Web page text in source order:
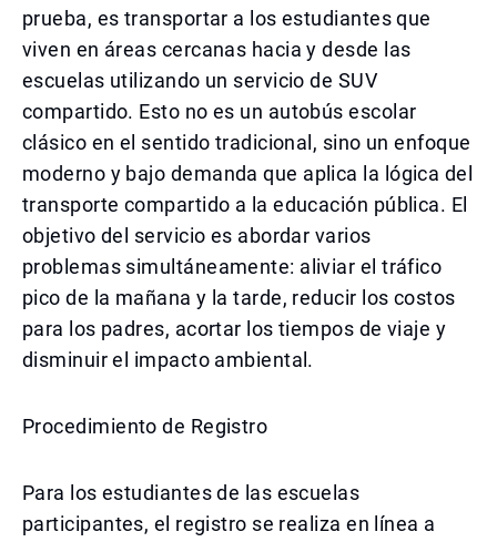
prueba, es transportar a los estudiantes que
viven en áreas cercanas hacia y desde las
escuelas utilizando un servicio de SUV
compartido. Esto no es un autobús escolar
clásico en el sentido tradicional, sino un enfoque
moderno y bajo demanda que aplica la lógica del
transporte compartido a la educación pública. El
objetivo del servicio es abordar varios
problemas simultáneamente: aliviar el tráfico
pico de la mañana y la tarde, reducir los costos
para los padres, acortar los tiempos de viaje y
disminuir el impacto ambiental.
Procedimiento de Registro
Para los estudiantes de las escuelas
participantes, el registro se realiza en línea a